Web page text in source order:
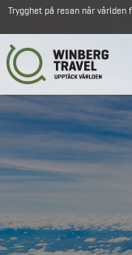
Trygghet på resan när världen